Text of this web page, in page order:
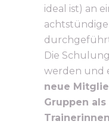
ideal ist) an
Die
werden und
neue
Gruppen